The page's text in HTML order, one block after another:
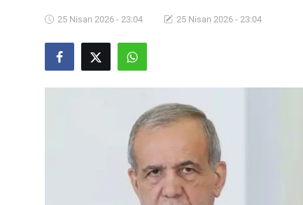
25 Nisan 2026 - 23:04 25 Nisan 2026 - 23:04